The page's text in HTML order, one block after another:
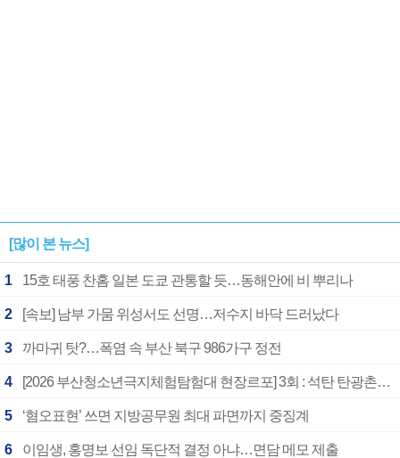
[많이 본 뉴스]
1 15호 태풍 찬홈 일본 도쿄 관통할 듯…동해안에 비 뿌리나
2 [속보] 남부 가뭄 위성서도 선명…저수지 바닥 드러났다
3 까마귀 탓?…폭염 속 부산 북구 986가구 정전
4 [2026 부산청소년극지체험탐험대 현장르포] 3회 : 석탄 탄광촌에서 북극 연구의 중심지로
5 ‘혐오표현’ 쓰면 지방공무원 최대 파면까지 중징계
6 이임생, 홍명보 선임 독단적 결정 아냐…면담 메모 제출